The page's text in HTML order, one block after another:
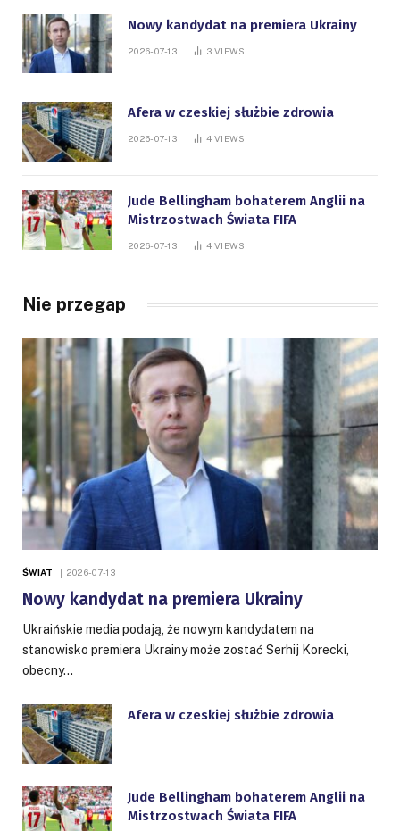
Nowy kandydat na premiera Ukrainy
2026-07-13 3 VIEWS
Afera w czeskiej służbie zdrowia
2026-07-13 4 VIEWS
Jude Bellingham bohaterem Anglii na
Mistrzostwach Świata FIFA
2026-07-13 4 VIEWS
Nie przegap
ŚWIAT 2026-07-13
Nowy kandydat na premiera Ukrainy
Ukraińskie media podają, że nowym kandydatem na
stanowisko premiera Ukrainy może zostać Serhij Korecki,
obecny…
Afera w czeskiej służbie zdrowia
Jude Bellingham bohaterem Anglii na
Mistrzostwach Świata FIFA